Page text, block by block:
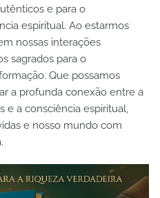
e para o
espiritual. Ao estarmos
nossas interações
sagrados para o
Que possamos
a profunda conexão entre a
e a consciência espiritual,
e nosso mundo com